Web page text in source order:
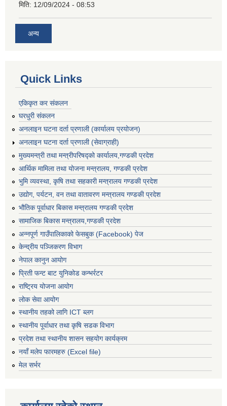
मिति: 12/09/2024 - 08:53
अन्य
Quick Links
एकिकृत कर संकलन
घरधुरी संकलन
अनलाइन घटना दर्ता प्रणाली (कार्यालय प्रयोजन)
अनलाइन घटना दर्ता प्रणाली (सेवाग्राही)
मुख्यमन्त्री तथा मन्त्रीपरिषद्को कार्यालय,गण्डकी प्रदेश
आर्थिक मामिला तथा योजना मन्त्रालय, गण्डकी प्रदेश
भुमि व्यवस्था, कृषि तथा सहकारी मन्त्रालय गण्डकी प्रदेश
उद्योग, पर्यटन, वन तथा वातावरण मन्त्रालय गण्डकी प्रदेश
भौतिक पूर्वाधार बिकास मन्त्रालय गण्डकी प्रदेश
सामाजिक बिकास मन्त्रालय,गण्डकी प्रदेश
अन्नपूर्ण गाउँपालिकाको फेसबुक (Facebook) पेज
केन्द्रीय पञ्जिकरण विभाग
नेपाल कानुन आयोग
प्रिती फन्ट बाट युनिकोड कन्भर्रटर
राष्ट्रिय योजना आयोग
लोक सेवा आयोग
स्थानीय तहको लागि ICT ब्लग
स्थानीय पूर्वाधार तथा कृषि सडक विभाग
प्रदेश तथा स्थानीय शासन सहयोग कार्यक्रम
नयाँ मलेप फारमहरु (Excel file)
मेल सर्भर